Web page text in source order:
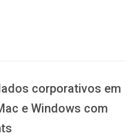
corporativos em
e Windows com